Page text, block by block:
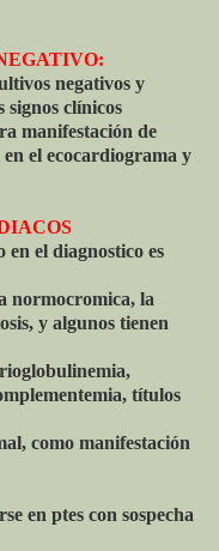
negativos y
signos clínicos
manifestación de
el ecocardiograma y
el diagnostico es
normocromica, la
y algunos tienen
títulos
como manifestación
en ptes con sospecha